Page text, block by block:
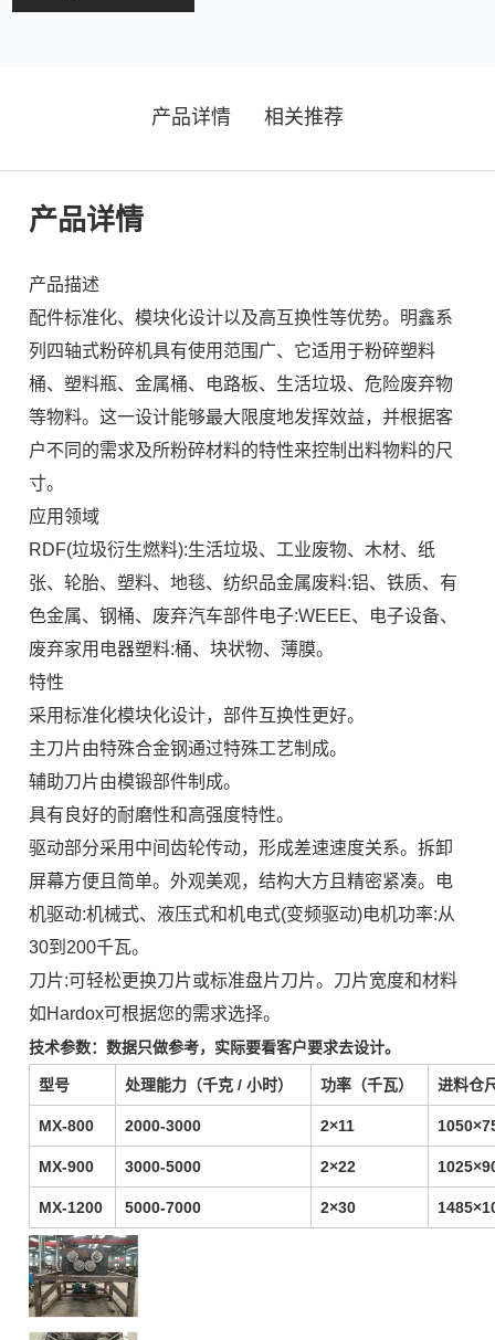
产品详情 相关推荐
产品详情
产品描述
配件标准化、模块化设计以及高互换性等优势。明鑫系
列四轴式粉碎机具有使用范围广、它适用于粉碎塑料
桶、塑料瓶、金属桶、电路板、生活垃圾、危险废弃物
等物料。这一设计能够最大限度地发挥效益，并根据客
户不同的需求及所粉碎材料的特性来控制出料物料的尺
寸。
应用领域
RDF(垃圾衍生燃料):生活垃圾、工业废物、木材、纸
张、轮胎、塑料、地毯、纺织品金属废料:铝、铁质、有
色金属、钢桶、废弃汽车部件电子:WEEE、电子设备、
废弃家用电器塑料:桶、块状物、薄膜。
特性
采用标准化模块化设计，部件互换性更好。
主刀片由特殊合金钢通过特殊工艺制成。
辅助刀片由模锻部件制成。
具有良好的耐磨性和高强度特性。
驱动部分采用中间齿轮传动，形成差速速度关系。拆卸
屏幕方便且简单。外观美观，结构大方且精密紧凑。电
机驱动:机械式、液压式和机电式(变频驱动)电机功率:从
30到200千瓦。
刀片:可轻松更换刀片或标准盘片刀片。刀片宽度和材料
如Hardox可根据您的需求选择。
技术参数：数据只做参考，实际要看客户要求去设计。
型号 处理能力（千克 / 小时） 功率（千瓦） 进料仓
MX-800 2000-3000 2×11
MX-900 3000-5000 2×22
MX-1200 5000-7000 2×30